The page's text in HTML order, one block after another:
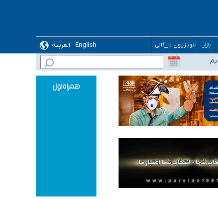
بازار تلویزیون بازرگانی English
العربیه